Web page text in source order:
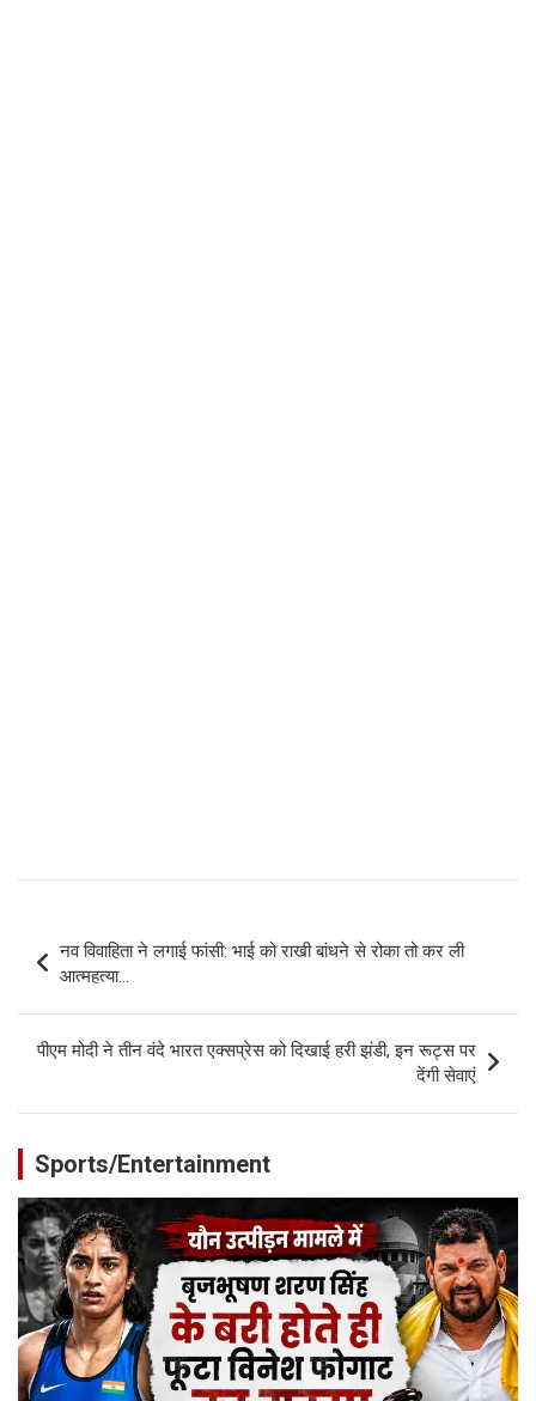
navigation
नव विवाहिता ने लगाई फांसी: भाई को राखी बांधने से रोका तो कर ली
आत्महत्या…
पीएम मोदी ने तीन वंदे भारत एक्सप्रेस को दिखाई हरी झंडी, इन रूट्स पर
देंगी सेवाएं
Sports/Entertainment